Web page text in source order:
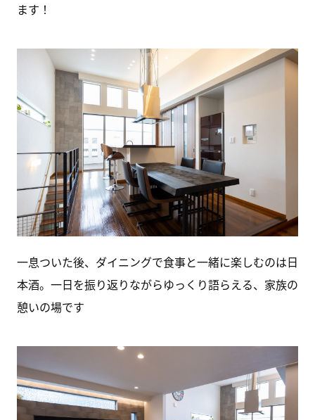
ます！
一息ついた後、ダイニングで食事と一緒に楽しむのは日
本酒。一日を振り返りながらゆっくり語らえる、家族の
憩いの場です